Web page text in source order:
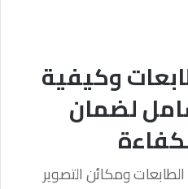
وكيفية
لضمان
ومكائن التصوير